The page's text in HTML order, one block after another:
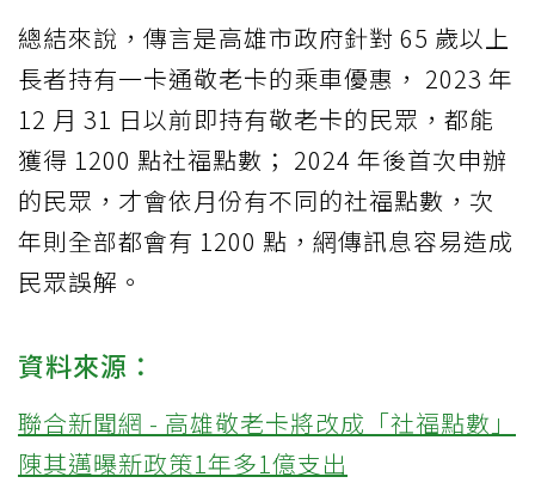
總結來說，傳言是高雄市政府針對 65 歲以上
長者持有一卡通敬老卡的乘車優惠， 2023 年
12 月 31 日以前即持有敬老卡的民眾，都能
獲得 1200 點社福點數； 2024 年後首次申辦
的民眾，才會依月份有不同的社福點數，次
年則全部都會有 1200 點，網傳訊息容易造成
民眾誤解。
資料來源：
聯合新聞網 - 高雄敬老卡將改成「社福點數」
陳其邁曝新政策1年多1億支出